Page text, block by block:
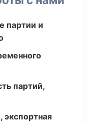
партии и
партий,